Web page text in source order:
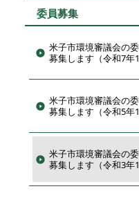
委員募集
米子市環境審議会の
募集します（令和7年
米子市環境審議会の
募集します（令和5年
米子市環境審議会の
募集します（令和3年